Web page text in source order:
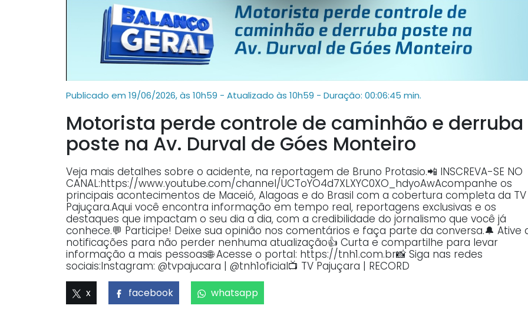
Publicado em 19/06/2026, às 10h59 - Atualizado às 10h59 - Duração: 00:06:45 min.
Motorista perde controle de caminhão e derruba
poste na Av. Durval de Góes Monteiro
Veja mais detalhes sobre o acidente, na reportagem de Bruno Protasio.📲 INSCREVA-SE NO
CANAL:https://www.youtube.com/channel/UCToYO4d7XLXYC0XO_hdyoAwAcompanhe os
principais acontecimentos de Maceió, Alagoas e do Brasil com a cobertura completa da TV
Pajuçara.Aqui você encontra informação em tempo real, reportagens exclusivas e os
destaques que impactam o seu dia a dia, com a credibilidade do jornalismo que você já
conhece.💬 Participe! Deixe sua opinião nos comentários e faça parte da conversa.🔔 Ative
notificações para não perder nenhuma atualização👍 Curta e compartilhe para levar
informação a mais pessoas🌐 Acesse o portal: https://tnh1.com.br📸 Siga nas redes
sociais:Instagram: @tvpajucara | @tnh1oficial📺 TV Pajuçara | RECORD
x facebook whatsapp